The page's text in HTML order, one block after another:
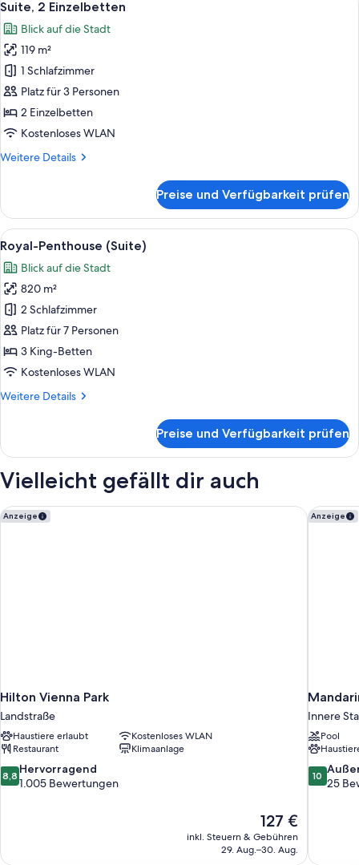
Fotos
für
Suite,
2 Einzelbetten
anzeigen
4
Suite, 2 Einzelbetten
Blick auf die Stadt
119 m²
1 Schlafzimmer
Platz für 3 Personen
2 Einzelbetten
Kostenloses WLAN
Weitere Details
Weitere
2 Einzelbetten
Preise und Verfügbarkeit prüfen
Alle
Fotos
für
Royal-
Penthouse
(Suite)
anzeigen
Royal-Penthouse (Suite) |
9
Royal-Penthouse (Suite)
Blick auf die Stadt
820 m²
2 Schlafzimmer
Platz für 7 Personen
3 King-Betten
Kostenloses WLAN
Weitere Details
Weitere
Penthouse
Preise und Verfügbarkeit prüfen
Vielleicht gefällt dir auch
Anzeige
Hilton Vienna Park
Landstraße
Haustiere erlaubt
Kostenloses WLAN
Restaurant
Klimaanlage
8.8
von
8,8 Hervorragend
1.005 Bewertungen
Der
Preis
beträgt
127 €
inkl. Steuern & Gebühren
29. Aug.–30. Aug.
Hilton Vienna Park Anzeige
Innere
Pool
10.0
von
10
25